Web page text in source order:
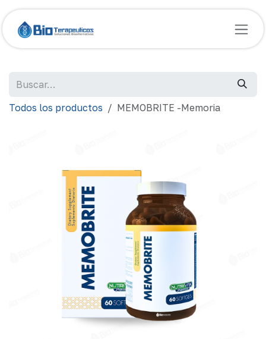
Ir al contenido
Todos los productos MEMOBRITE -Memoria